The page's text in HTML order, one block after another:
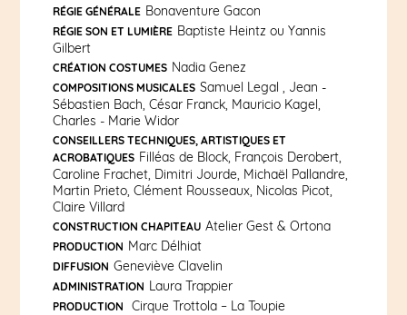
RÉGIE GÉNÉRALE Bonaventure Gacon
RÉGIE SON ET LUMIÈRE Baptiste Heintz ou Yannis
Gilbert
CRÉATION COSTUMES Nadia Genez
COMPOSITIONS MUSICALES Samuel Legal , Jean -
Sébastien Bach, César Franck, Mauricio Kagel,
Charles - Marie Widor
CONSEILLERS TECHNIQUES, ARTISTIQUES ET
ACROBATIQUES Filléas de Block, François Derobert,
Caroline Frachet, Dimitri Jourde, Michaël Pallandre,
Martin Prieto, Clément Rousseaux, Nicolas Picot,
Claire Villard
CONSTRUCTION CHAPITEAU Atelier Gest & Ortona
PRODUCTION Marc Délhiat
DIFFUSION Geneviève Clavelin
ADMINISTRATION Laura Trappier
PRODUCTION Cirque Trottola – La Toupie